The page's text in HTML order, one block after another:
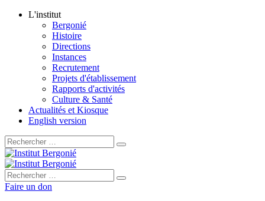
L'institut
Bergonié
Histoire
Directions
Instances
Recrutement
Projets d'établissement
Rapports d'activités
Culture & Santé
Actualités et Kiosque
English version
Rechercher :
Rechercher :
Faire un don